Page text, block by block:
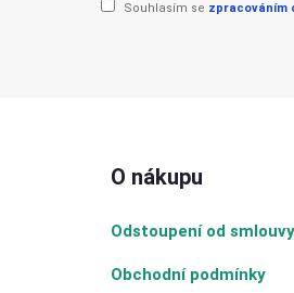
Souhlasím se zpracováním
O nákupu
Odstoupení od smlouvy
Obchodní podmínky